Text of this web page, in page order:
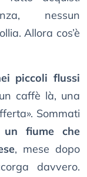
nessun
Allora cos’è
piccoli flussi
caffè là, una
Sommati
un fiume che
, mese dopo
davvero.